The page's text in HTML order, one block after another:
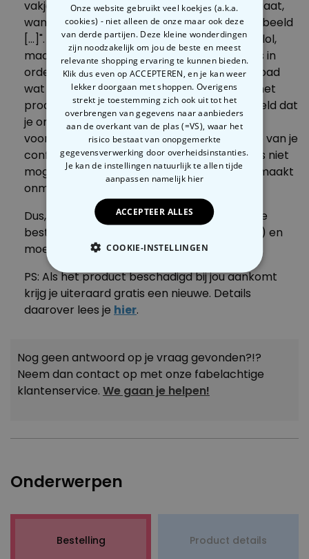
vakje "Controleer nogmaals voor je verder gaat,
want alles wordt afgedrukt zoals in het voorbeeld
[...]". We zetten het er natuurlijk niet voor de lol,
maar omdat we zeker willen weten dat alles in
orde is en dat je alles hebt ingevoerd/geüpload
wat je wilt. Zoals hierboven vermeld, wordt het
product aangepast met het exacte voorbeeld dat
je ons stuurt. We vragen je dus vriendelijk
voorzichtig te zijn, want een latere correctie van je
configuratie (in de meeste gevallen: tekst) is niet
mogelijk, want het afdrukbestand wordt gemaakt
onmiddellijk nadat de bestelling voltooid is.
Dus, als je je vergist hebt, kunnen we alleen je
bestelling annuleren (als het nog mogelijk is) en
moet je opnieuw bestellen.
PS: Als het product beschadigd bij jou aankomt
krijg je uiteraard gratis een nieuwe. Details
daarover lees je hier.
Nog geen antwoord op je vraag gevonden?!?
Neem dan contact op met onze fabelachtige
klantenservice. We gaan je helpen!
Onderwerpen
Bestelling Product details
Onze website gebruikt veel koekjes (a.k.a.
cookies) - niet alleen de onze maar ook deze
van derde partijen. Deze kleine wonderdingen
zijn noodzakelijk om jou de beste en meest
relevante shopping ervaring te kunnen bieden.
Klik dus even op ACCEPTEREN, en je kan weer
lekker doorgaan met shoppen. Overigens
strekt je toestemming zich ook uit tot het
overbrengen van gegevens naar aanbieders
aan de overkant van de plas (=VS), waar het
risico bestaat van onopgemerkte
gegevensverwerking door overheidsinstanties.
Je kan de instellingen natuurlijk te allen tijde
aanpassen namelijk hier
ACCEPTEER ALLES
COOKIE-INSTELLINGEN
NOODZAKELIJK
PERFORMANCE